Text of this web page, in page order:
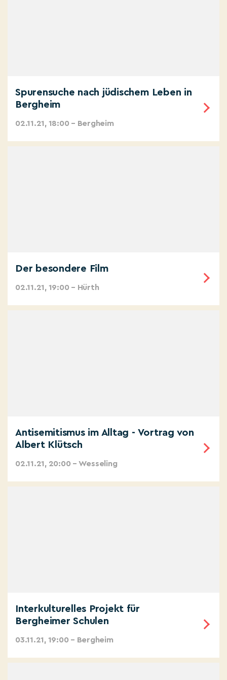
Spurensuche nach jüdischem Leben in
Bergheim
02.11.21, 18:00 – Bergheim
Der besondere Film
02.11.21, 19:00 – Hürth
Antisemitismus im Alltag - Vortrag von
Albert Klütsch
02.11.21, 20:00 – Wesseling
Interkulturelles Projekt für
Bergheimer Schulen
03.11.21, 19:00 – Bergheim